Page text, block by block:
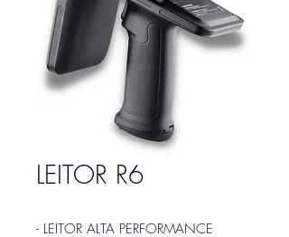
LEITOR R6
- LEITOR ALTA PERFORMANCE